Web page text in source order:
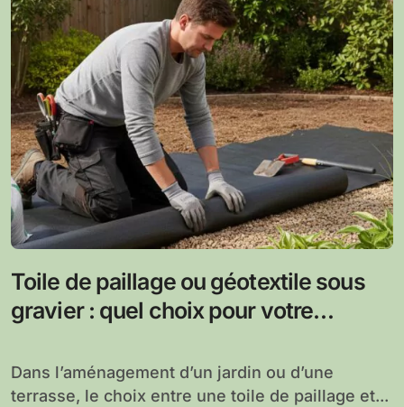
Toile de paillage ou géotextile sous
gravier : quel choix pour votre
Dans l’aménagement d’un jardin ou d’une
terrasse, le choix entre une toile de paillage et...